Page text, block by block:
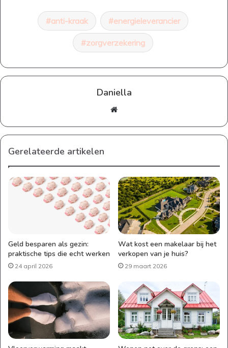
anti-kraak energieleverancier
zorgverzekering
Daniella
Website
Gerelateerde artikelen
Geld besparen als gezin:
praktische tips die echt werken
24 april 2026
Wat kost een makelaar bij het
verkopen van je huis?
29 maart 2026